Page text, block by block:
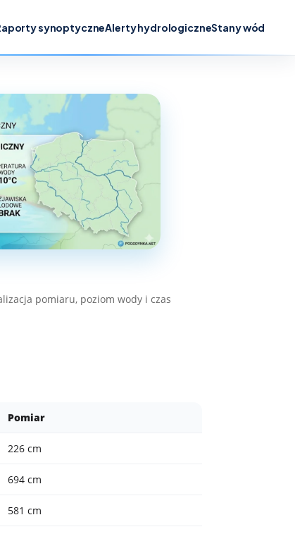
synoptyczneAlerty hydrologiczneStany wód
pomiaru, poziom wody i czas
Pomiar
226 cm
694 cm
581 cm